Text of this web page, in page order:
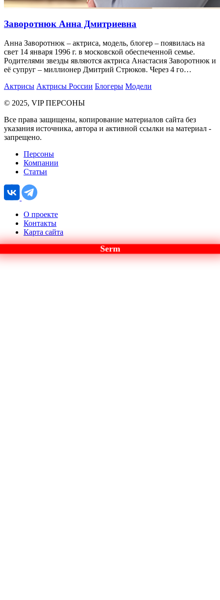
Заворотнюк Анна Дмитриевна
Анна Заворотнюк – актриса, модель, блогер – появилась на
свет 14 января 1996 г. в московской обеспеченной семье.
Родителями звезды являются актриса Анастасия Заворотнюк и
её супруг – миллионер Дмитрий Стрюков. Через 4 го…
Актрисы Актрисы России Блогеры Модели
© 2025, VIP ПЕРСОНЫ
Все права защищены, копирование материалов сайта без
указания источника, автора и активной ссылки на материал -
запрещено.
Персоны
Компании
Статьи
О проекте
Контакты
Карта сайта
Serm